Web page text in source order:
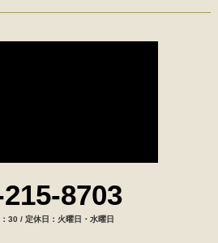
8703
30 / 定休日：火曜日・水曜日